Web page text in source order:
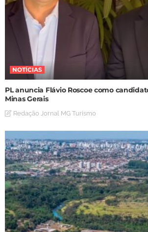
NOTÍCIAS
PL anuncia Flávio Roscoe como
Minas Gerais
Redação Jornal MG Turismo